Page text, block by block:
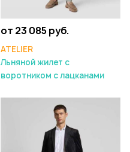
от 23 085 руб.
ATELIER
Льняной жилет с
воротником с лацканами